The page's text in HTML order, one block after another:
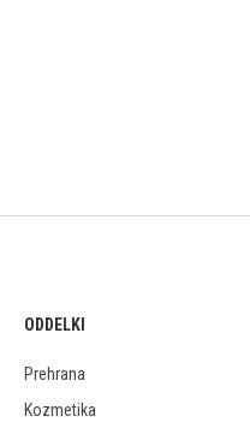
ODDELKI
Prehrana
Kozmetika